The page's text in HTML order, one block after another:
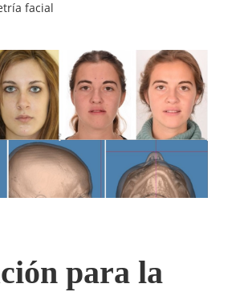
facial
para la